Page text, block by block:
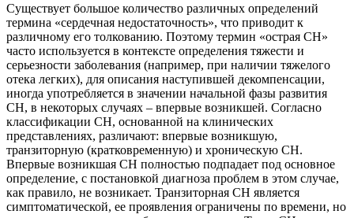
Существует большое количество различных определений
термина «сердечная недостаточность», что приводит к
различному его толкованию. Поэтому термин «острая СН»
часто используется в контексте определения тяжести и
серьезности заболевания (например, при наличии тяжелого
отека легких), для описания наступившей декомпенсации,
иногда употребляется в значении начальной фазы развития
СН, в некоторых случаях – впервые возникшей. Согласно
классификации СН, основанной на клинических
представлениях, различают: впервые возникшую,
транзиторную (кратковременную) и хроническую СН.
Впервые возникшая СН полностью подпадает под основное
определение, с постановкой диагноза проблем в этом случае,
как правило, не возникает. Транзиторная СН является
симптоматической, ее проявления ограничены по времени, но